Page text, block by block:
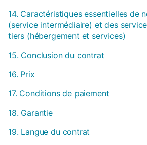
14. Caractéristiques essentielles de
(service intermédiaire) et des
tiers (hébergement et services)
15. Conclusion du contrat
16. Prix
17. Conditions de paiement
18. Garantie
19. Langue du contrat